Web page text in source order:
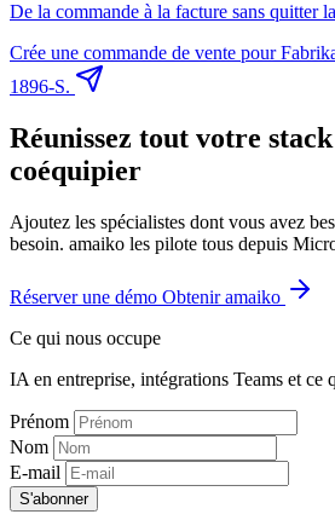
De la commande à la facture sans quitter
Crée une commande de vente pour
1896-S.
Réunissez tout votre
coéquipier
Ajoutez les spécialistes dont vous avez
besoin. amaiko les pilote tous depuis
Réserver une démo Obtenir amaiko
Ce qui nous occupe
IA en entreprise, intégrations Teams et ce
Prénom
Nom
E-mail
S'abonner